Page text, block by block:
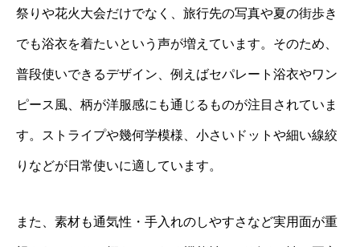
祭りや花火大会だけでなく、旅行先の写真や夏の街歩き
でも浴衣を着たいという声が増えています。そのため、
普段使いできるデザイン、例えばセパレート浴衣やワン
ピース風、柄が洋服感にも通じるものが注目されていま
す。ストライプや幾何学模様、小さいドットや細い線絞
りなどが日常使いに適しています。
また、素材も通気性・手入れのしやすさなど実用面が重